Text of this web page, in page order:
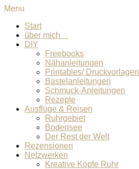
Menu
Start
über mich
DIY
Freebooks
Nähanleitungen
Printables/ Druckvorlagen
Bastelanleitungen
Schmuck-Anleitungen
Rezepte
Ausflüge & Reisen
Ruhrgebiet
Bodensee
Der Rest der Welt
Rezensionen
Netzwerken
Kreative Köpfe Ruhr